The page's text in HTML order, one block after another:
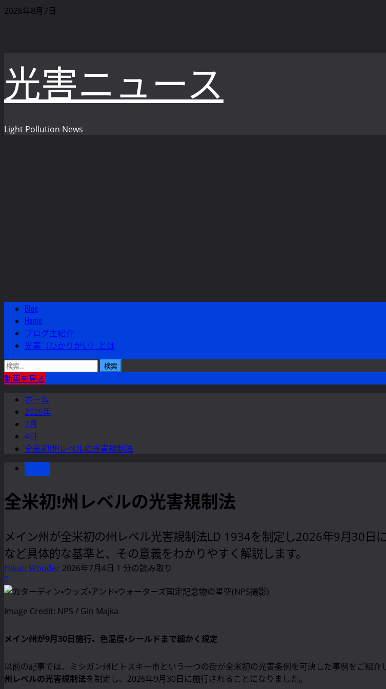
内
ッ
プ
2026年8月7日
光害ニュース
Light Pollution News
ニ
ュ
ー
Blog
Home
ブログ主紹介
光害（ひかりがい）とは
検
索:
動画を見る
ホーム
2026年
7月
4日
全米初!州レベルの光害規制法
全米初!州レベルの光害規制法
メイン州が全米初の州レベル光害規制法LD 1934を制定し2026年9月30日
など具体的な基準と、その意義をわかりやすく解説します。
Hikari Wooder 2026年7月4日 1 分の読み取り
0
Image Credit: NPS / Gin Majka
メイン州が9月30日施行、色温度・シールドまで細かく規定
以前の記事では、ミシガン州ピトスキー市という一つの街が全米初の光害条例を可決した事例をご紹
州レベルの光害規制法を制定し、2026年9月30日に施行されることになりました。